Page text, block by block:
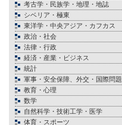
考古学・民族学・地理・地誌
シベリア・極東
東洋学・中央アジア・カフカス
政治・社会
法律・行政
経済・産業・ビジネス
統計
軍事・安全保障、外交・国際問題
教育・心理
数学
自然科学・技術工学・医学
体育・スポーツ